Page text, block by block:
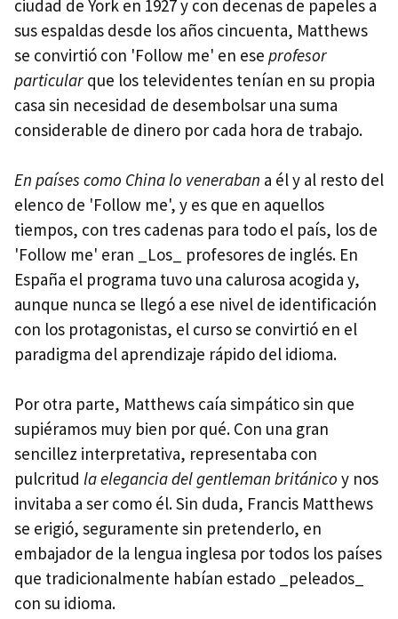
ciudad de York en 1927 y con decenas de papeles a
sus espaldas desde los años cincuenta, Matthews
se convirtió con 'Follow me' en ese profesor
particular que los televidentes tenían en su propia
casa sin necesidad de desembolsar una suma
considerable de dinero por cada hora de trabajo.
En países como China lo veneraban a él y al resto del
elenco de 'Follow me', y es que en aquellos
tiempos, con tres cadenas para todo el país, los de
'Follow me' eran _Los_ profesores de inglés. En
España el programa tuvo una calurosa acogida y,
aunque nunca se llegó a ese nivel de identificación
con los protagonistas, el curso se convirtió en el
paradigma del aprendizaje rápido del idioma.
Por otra parte, Matthews caía simpático sin que
supiéramos muy bien por qué. Con una gran
sencillez interpretativa, representaba con
pulcritud la elegancia del gentleman británico y nos
invitaba a ser como él. Sin duda, Francis Matthews
se erigió, seguramente sin pretenderlo, en
embajador de la lengua inglesa por todos los países
que tradicionalmente habían estado _peleados_
con su idioma.